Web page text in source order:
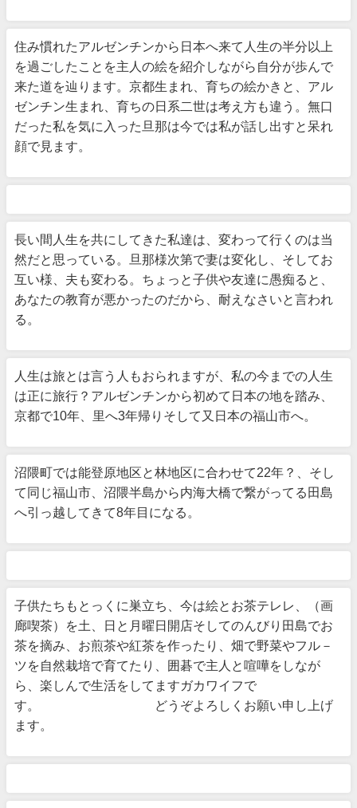
住み慣れたアルゼンチンから日本へ来て人生の半分以上
を過ごしたことを主人の絵を紹介しながら自分が歩んで
来た道を辿ります。京都生まれ、育ちの絵かきと、アル
ゼンチン生まれ、育ちの日系二世は考え方も違う。無口
だった私を気に入った旦那は今では私が話し出すと呆れ
顔で見ます。
長い間人生を共にしてきた私達は、変わって行くのは当
然だと思っている。旦那様次第で妻は変化し、そしてお
互い様、夫も変わる。ちょっと子供や友達に愚痴ると、
あなたの教育が悪かったのだから、耐えなさいと言われ
る。
人生は旅とは言う人もおられますが、私の今までの人生
は正に旅行？アルゼンチンから初めて日本の地を踏み、
京都で10年、里へ3年帰りそして又日本の福山市へ。
沼隈町では能登原地区と林地区に合わせて22年？、そし
て同じ福山市、沼隈半島から内海大橋で繋がってる田島
へ引っ越してきて8年目になる。
子供たちもとっくに巣立ち、今は絵とお茶テレレ、（画
廊喫茶）を土、日と月曜日開店そしてのんびり田島でお
茶を摘み、お煎茶や紅茶を作ったり、畑で野菜やフル－
ツを自然栽培で育てたり、囲碁で主人と喧嘩をしなが
ら、楽しんで生活をしてますガカワイフで
す。 どうぞよろしくお願い申し上げ
ます。